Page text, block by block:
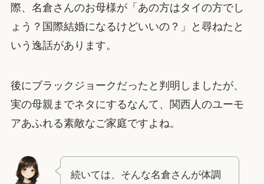
際、名倉さんのお母様が「あの方はタイの方でし
ょう？国際結婚になるけどいいの？」と尋ねたと
いう逸話があります。
後にブラックジョークだったと判明しましたが、
実の母親までネタにするなんて、関西人のユーモ
アあふれる素敵なご家庭ですよね。
続いては、そんな名倉さんが体調